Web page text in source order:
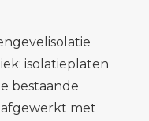
isolatieplaten
bestaande
met